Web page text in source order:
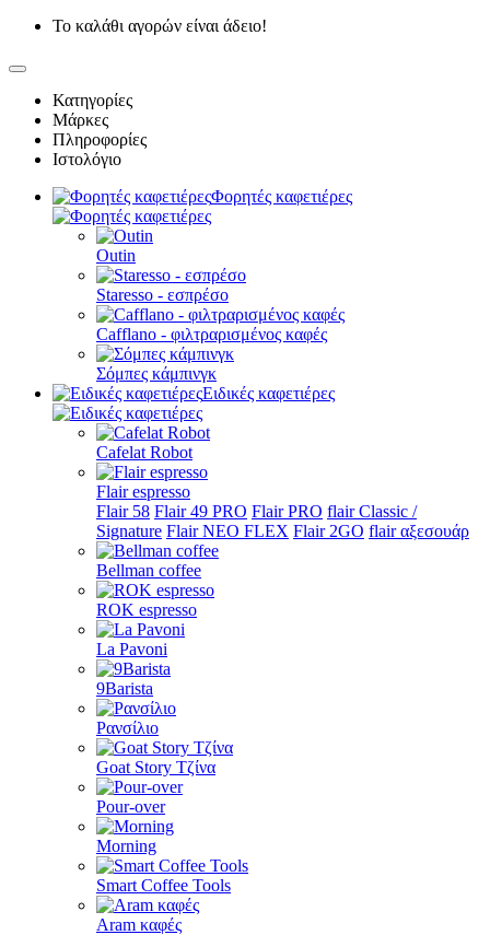
Το καλάθι αγορών είναι άδειο!
Κατηγορίες
Μάρκες
Πληροφορίες
Ιστολόγιο
Φορητές καφετιέρες
Outin
Staresso - εσπρέσο
Cafflano - φιλτραρισμένος καφές
Σόμπες κάμπινγκ
Ειδικές καφετιέρες
Cafelat Robot
Flair espresso
Flair 58 Flair 49 PRO Flair PRO flair Classic /
Signature Flair NEO FLEX Flair 2GO flair αξεσουάρ
Bellman coffee
ROK espresso
La Pavoni
9Barista
Ρανσίλιο
Goat Story Τζίνα
Pour-over
Morning
Smart Coffee Tools
Aram καφές